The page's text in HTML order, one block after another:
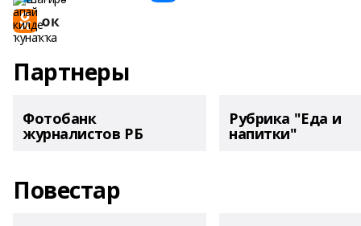
Партнеры
Фотобанк
журналистов РБ
Рубрика "Еда и
напитки"
Повестар